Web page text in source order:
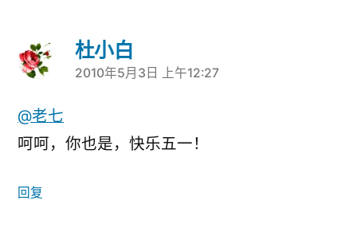
杜小白
说：
2010年5月3日 上午12:27
@老七
呵呵，你也是，快乐五一！
回复